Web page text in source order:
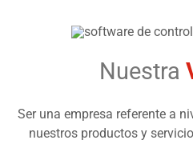
Nuestra
Ser una empresa referente a
nuestros productos y